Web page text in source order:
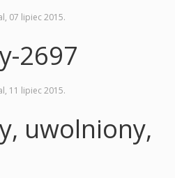
07 lipiec 2015.
2697
11 lipiec 2015.
uwolniony,